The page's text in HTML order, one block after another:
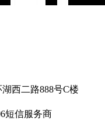
西二路888号C楼
短信服务商